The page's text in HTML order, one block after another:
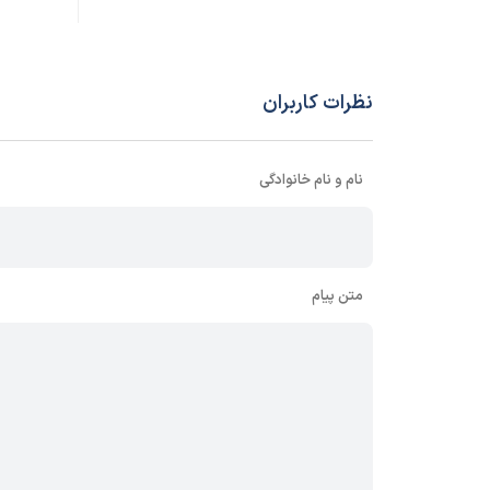
نظرات کاربران
نام و نام خانوادگی
متن پیام